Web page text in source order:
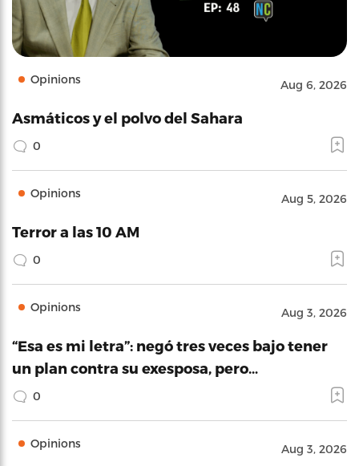
Opinions Aug 6, 2026
Asmáticos y el polvo del Sahara
0
Opinions Aug 5, 2026
Terror a las 10 AM
0
Opinions Aug 3, 2026
“Esa es mi letra”: negó tres veces bajo tener
un plan contra su exesposa, pero…
0
Opinions Aug 3, 2026